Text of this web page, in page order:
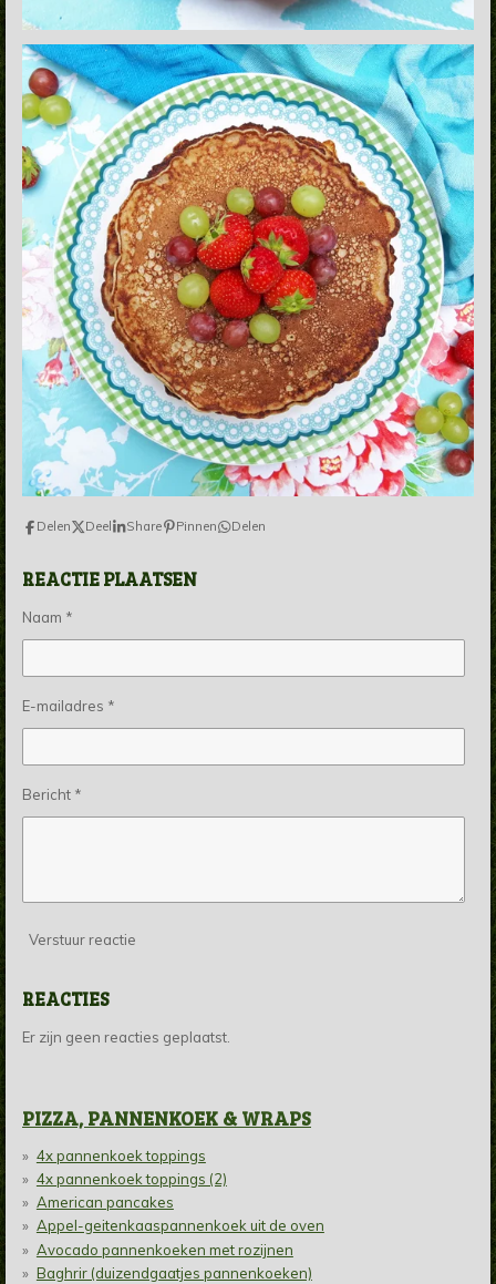
Delen Deel Share Pinnen Delen
REACTIE PLAATSEN
Naam *
E-mailadres *
Bericht *
Verstuur reactie
REACTIES
Er zijn geen reacties geplaatst.
PIZZA, PANNENKOEK & WRAPS
4x pannenkoek toppings
4x pannenkoek toppings (2)
American pancakes
Appel-geitenkaaspannenkoek uit de oven
Avocado pannenkoeken met rozijnen
Baghrir (duizendgaatjes pannenkoeken)